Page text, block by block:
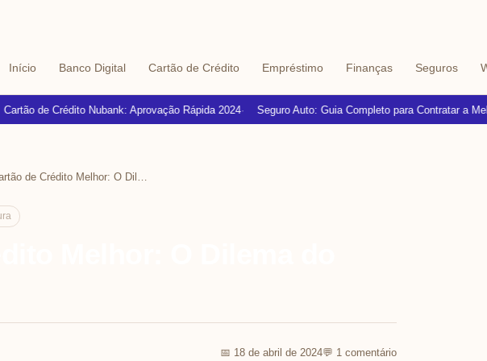
Início Banco Digital Cartão de Crédito Empréstimo Finanças Seguros
de Crédito Nubank: Aprovação Rápida 2024 Seguro Auto: Guia Completo para Contratar a
📅 18 de abril de 2024💬 1 comentário